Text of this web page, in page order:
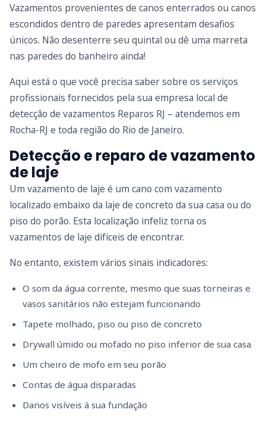
Vazamentos provenientes de canos enterrados ou canos
escondidos dentro de paredes apresentam desafios
únicos. Não desenterre seu quintal ou dê uma marreta
nas paredes do banheiro ainda!
Aqui está o que você precisa saber sobre os serviços
profissionais fornecidos pela sua empresa local de
detecção de vazamentos Reparos RJ – atendemos em
Rocha-RJ e toda região do Rio de Janeiro.
Detecção e reparo de vazamento
de laje
Um vazamento de laje é um cano com vazamento
localizado embaixo da laje de concreto da sua casa ou do
piso do porão. Esta localização infeliz torna os
vazamentos de laje difíceis de encontrar.
No entanto, existem vários sinais indicadores:
O som da água corrente, mesmo que suas torneiras e
vasos sanitários não estejam funcionando
Tapete molhado, piso ou piso de concreto
Drywall úmido ou mofado no piso inferior de sua casa
Um cheiro de mofo em seu porão
Contas de água disparadas
Danos visíveis à sua fundação